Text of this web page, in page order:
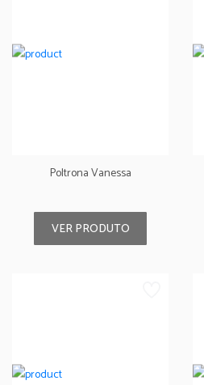
Poltrona Vanessa
VER PRODUTO